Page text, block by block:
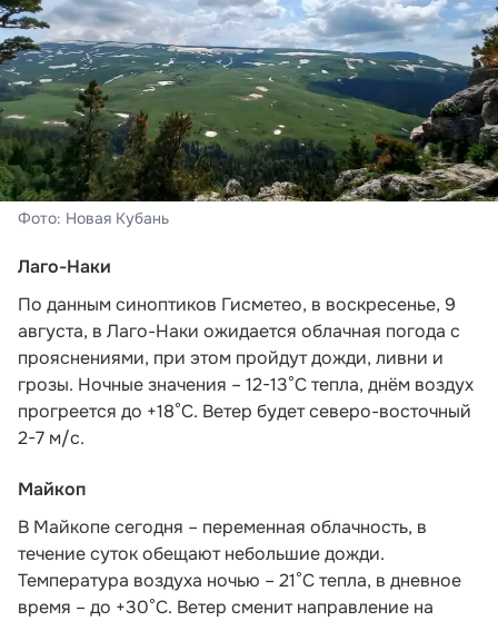
Фото: Новая Кубань
Лаго-Наки
По данным синоптиков Гисметео, в воскресенье, 9
августа, в Лаго-Наки ожидается облачная погода с
прояснениями, при этом пройдут дожди, ливни и
грозы. Ночные значения – 12-13°С тепла, днём воздух
прогреется до +18°С. Ветер будет северо-восточный
2-7 м/с.
Майкоп
В Майкопе сегодня – переменная облачность, в
течение суток обещают небольшие дожди.
Температура воздуха ночью – 21°С тепла, в дневное
время – до +30°С. Ветер сменит направление на